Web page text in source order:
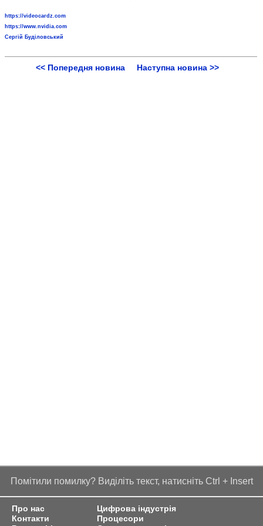
https://videocardz.com
https://www.nvidia.com
Сергій Буділовський
<< Попередня новина Наступна новина >>
Помітили помилку? Виділіть текст, натисніть Ctrl + Insert
Про нас
Контакти
Цифрова індустрія
Процесори